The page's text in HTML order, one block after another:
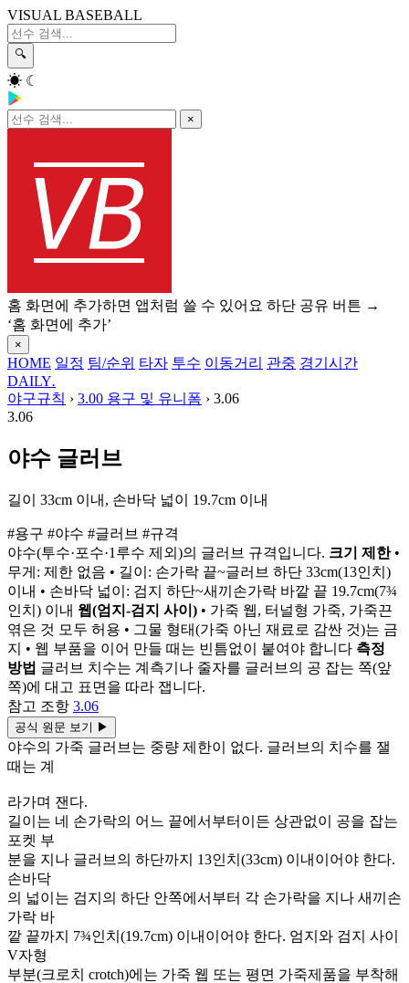
VISUAL BASEBALL
🔍
☀ ☾
×
홈 화면에 추가하면 앱처럼 쓸 수 있어요 하단 공유 버튼 →
‘홈 화면에 추가’
×
HOME 일정 팀/순위 타자 투수 이동거리 관중 경기시간
DAILY.
야구규칙 › 3.00 용구 및 유니폼 › 3.06
3.06
야수 글러브
길이 33cm 이내, 손바닥 넓이 19.7cm 이내
#용구 #야수 #글러브 #규격
야수(투수·포수·1루수 제외)의 글러브 규격입니다. 크기 제한•
무게: 제한 없음 • 길이: 손가락 끝~글러브 하단 33cm(13인치)
이내 • 손바닥 넓이: 검지 하단~새끼손가락 바깥 끝 19.7cm(7¾
인치) 이내 웹(엄지-검지 사이) • 가죽 웹, 터널형 가죽, 가죽끈
엮은 것 모두 허용 • 그물 형태(가죽 아닌 재료로 감싼 것)는 금
지 • 웹 부품을 이어 만들 때는 빈틈없이 붙여야 합니다 측정
방법 글러브 치수는 계측기나 줄자를 글러브의 공 잡는 쪽(앞
쪽)에 대고 표면을 따라 잽니다.
참고 조항 3.06
공식 원문 보기 ▶
야수의 가죽 글러브는 중량 제한이 없다. 글러브의 치수를 잴
때는 계
라가며 잰다.
길이는 네 손가락의 어느 끝에서부터이든 상관없이 공을 잡는
포켓 부
분을 지나 글러브의 하단까지 13인치(33cm) 이내이어야 한다.
손바닥
의 넓이는 검지의 하단 안쪽에서부터 각 손가락을 지나 새끼손
가락 바
깥 끝까지 7¾인치(19.7cm) 이내이어야 한다. 엄지와 검지 사이
V자형
부분(크로치 crotch)에는 가죽 웹 또는 평면 가죽제품을 부착해